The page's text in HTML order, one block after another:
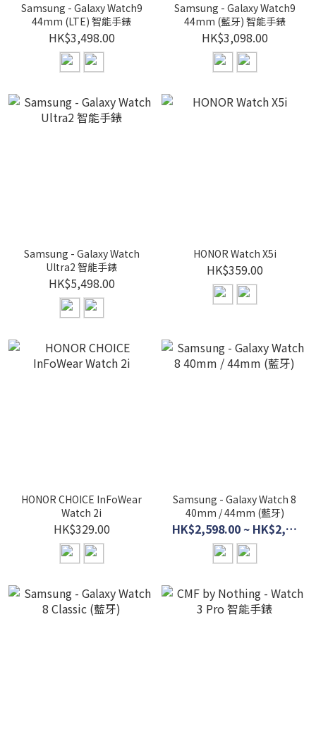
Samsung - Galaxy Watch9
44mm (LTE) 智能手錶
HK$3,498.00
Samsung - Galaxy Watch9
44mm (藍牙) 智能手錶
HK$3,098.00
Samsung - Galaxy Watch
Ultra2 智能手錶
HK$5,498.00
HONOR Watch X5i
HK$359.00
HONOR CHOICE InFoWear
Watch 2i
HK$329.00
Samsung - Galaxy Watch 8
40mm / 44mm (藍牙)
HK$2,598.00 ~ HK$2,798.00